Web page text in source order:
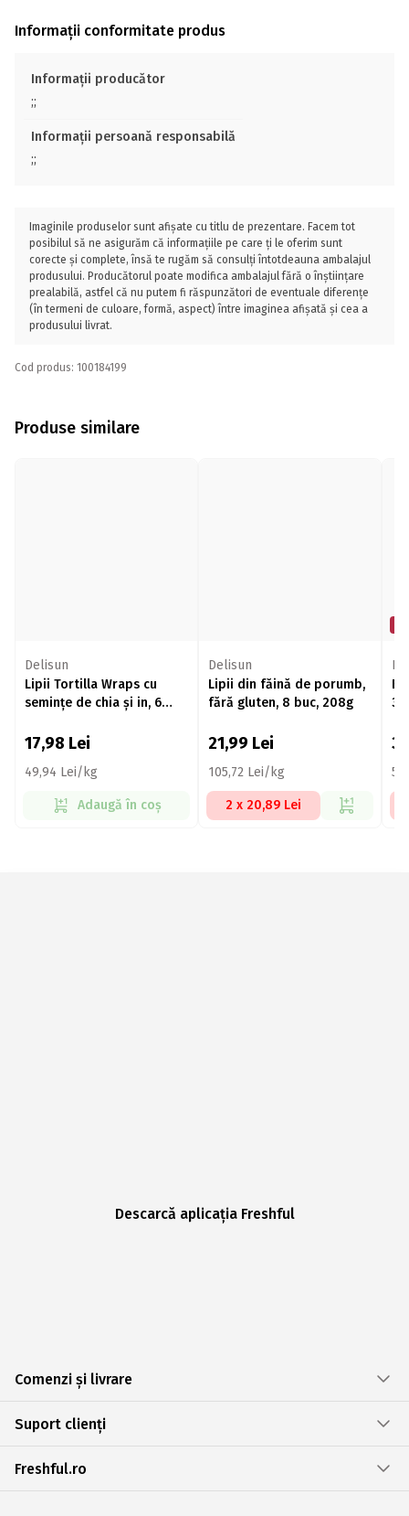
Informații conformitate produs
Informații producător
;;
Informații persoană responsabilă
;;
Imaginile produselor sunt afișate cu titlu de prezentare. Facem tot
posibilul să ne asigurăm că informațiile pe care ți le oferim sunt
corecte și complete, însă te rugăm să consulți întotdeauna ambalajul
produsului. Producătorul poate modifica ambalajul fără o înștiințare
prealabilă, astfel că nu putem fi răspunzători de eventuale diferențe
(în termeni de culoare, formă, aspect) între imaginea afișată și cea a
produsului livrat.
Cod produs: 100184199
Produse similare
Delisun
Lipii Tortilla Wraps cu
semințe de chia și in, 6
17,98 Lei
49,94 Lei/kg
Adaugă în coș
Delisun
Lipii din făină de porumb,
fără gluten, 8 buc, 208g
21,99 Lei
105,72 Lei/kg
2 x 20,89 Lei
Descarcă aplicația Freshful
Comenzi și livrare
Suport clienți
Freshful.ro